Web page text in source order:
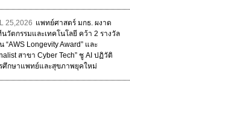
25,2026 แพทย์ศาสตร์ มกธ. ผงาด
นวัตกรรมและเทคโนโลยี คว้า 2 รางวัล
“AWS Longevity Award” และ
สาขา Cyber Tech” ชู AI ปฏิวัติ
ศึกษาแพทย์และสุขภาพยุคใหม่